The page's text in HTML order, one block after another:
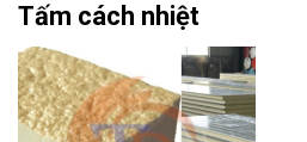
Tấm cách nhiệt